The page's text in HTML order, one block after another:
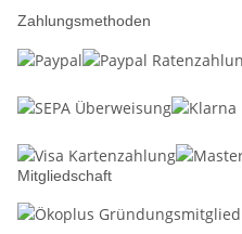
Zahlungsmethoden
Mitgliedschaft